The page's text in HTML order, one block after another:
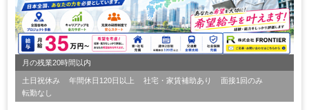
月の残業20時間以内
土日祝休み 年間休日120日以上 社宅・家賃補助あり
面接1回のみ
転勤なし